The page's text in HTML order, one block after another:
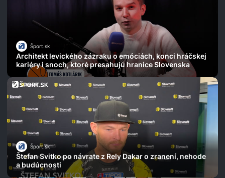
Šport.sk
Architekt levického zázraku o emóciách, konci hráčskej
kariéry i snoch, ktoré presahujú hranice Slovenska
Šport.sk
Štefan Svitko po návrate z Rely Dakar o zranení, nehode
a budúcnosti